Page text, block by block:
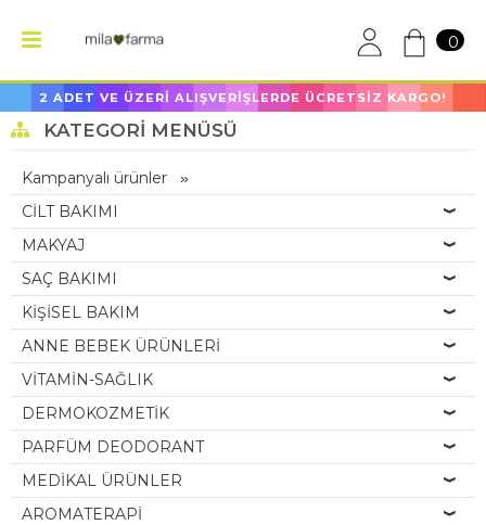
0
2 ADET VE ÜZERİ ALIŞVERİŞLERDE ÜCRETSİZ KARGO!
KATEGORI MENÜSÜ
Kampanyalı ürünler
CİLT BAKIMI
MAKYAJ
SAÇ BAKIMI
KİŞİSEL BAKIM
ANNE BEBEK ÜRÜNLERİ
VİTAMİN-SAĞLIK
DERMOKOZMETİK
PARFÜM DEODORANT
MEDİKAL ÜRÜNLER
AROMATERAPİ